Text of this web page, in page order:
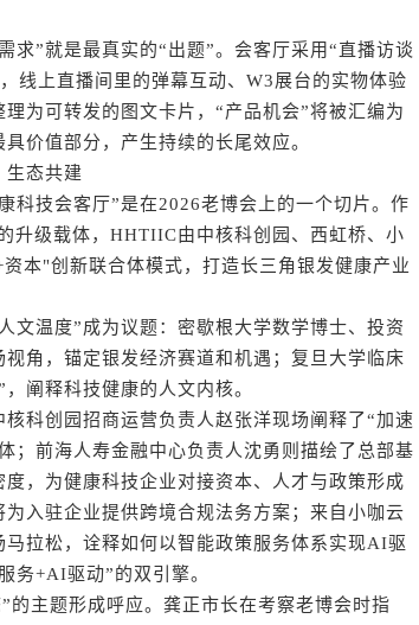
”就是最真实的“出题”。会客厅采用“直播访谈
线上直播间里的弹幕互动、W3展台的实物体验
为可转发的图文卡片，“产品机会”将被汇编为
价值部分，产生持续的长尾效应。
态共建
技会客厅”是在2026老博会上的一个切片。作
升级载体，HHTIIC由中核科创园、西虹桥、小
本"创新联合体模式，打造长三角银发健康产业
温度”成为议题：密歇根大学数学博士、投资
角，锚定银发经济赛道和机遇；复旦大学临床
阐释科技健康的人文内核。
创园招商运营负责人赵张洋现场阐释了“加速
；前海人寿金融中心负责人沈勇则描绘了总部基
，为健康科技企业对接资本、人才与政策形成
入驻企业提供跨境合规法务方案；来自小咖云
拉松，诠释如何以智能政策服务体系实现AI驱
务+AI驱动”的双引擎。
主题形成呼应。龚正市长在考察老博会时指